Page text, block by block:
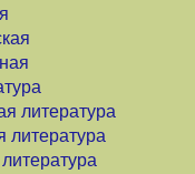
литература
литература